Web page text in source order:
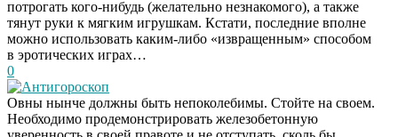
потрогать кого-нибудь (желательно незнакомого), а также
тянут руки к мягким игрушкам. Кстати, последние вполне
можно использовать каким-либо «извращенным» способом
в эротических играх…
0
Антигороскоп
Овны нынче должны быть непоколебимы. Стойте на своем.
Необходимо продемонстрировать железобетонную